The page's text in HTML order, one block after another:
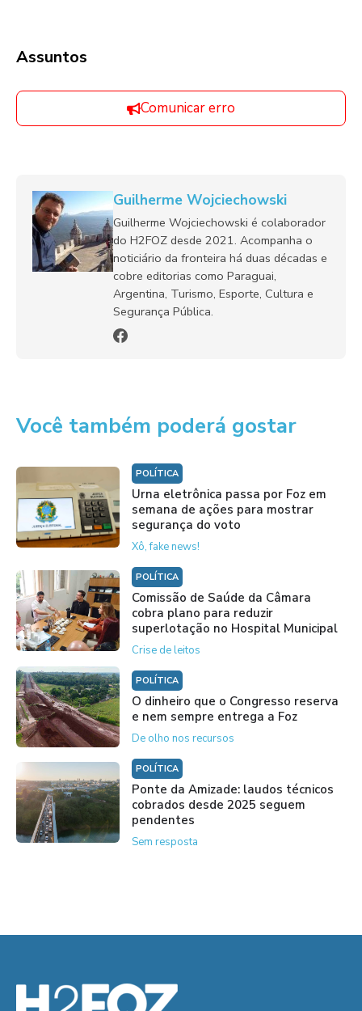
Assuntos
Comunicar erro
Guilherme Wojciechowski
Guilherme Wojciechowski é colaborador
do H2FOZ desde 2021. Acompanha o
noticiário da fronteira há duas décadas e
cobre editorias como Paraguai,
Argentina, Turismo, Esporte, Cultura e
Segurança Pública.
Você também poderá gostar
POLÍTICA
Urna eletrônica passa por Foz em
semana de ações para mostrar
segurança do voto
Xô, fake news!
POLÍTICA
Comissão de Saúde da Câmara
cobra plano para reduzir
superlotação no Hospital Municipal
Crise de leitos
POLÍTICA
O dinheiro que o Congresso reserva
e nem sempre entrega a Foz
De olho nos recursos
POLÍTICA
Ponte da Amizade: laudos técnicos
cobrados desde 2025 seguem
pendentes
Sem resposta